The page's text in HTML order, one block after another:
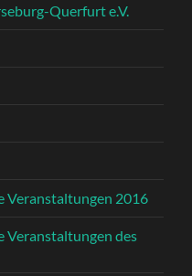
Querfurt e.V.
Veranstaltungen 2016
Veranstaltungen des